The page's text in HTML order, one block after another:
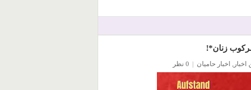
زنان*!
اخبار, اخبار حامیان | 0 نظر